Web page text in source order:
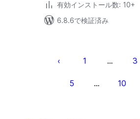
有効インストール数: 10+
6.8.6で検証済み
1 … 3
5 … 10